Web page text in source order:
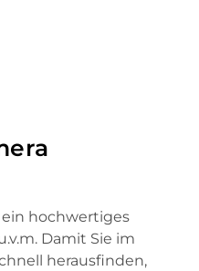
ein hochwertiges
Damit Sie im
herausfinden,